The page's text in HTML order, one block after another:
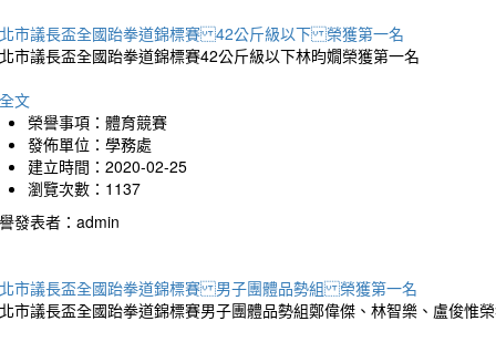
市議長盃全國跆拳道錦標賽 42公斤級以下 榮獲第一名
市議長盃全國跆拳道錦標賽42公斤級以下林昀嫺榮獲第一名
文
榮譽事項：體育競賽
發佈單位：學務處
建立時間：2020-02-25
瀏覽次數：1137
發表者：admin
市議長盃全國跆拳道錦標賽 男子團體品勢組 榮獲第一名
市議長盃全國跆拳道錦標賽男子團體品勢組鄭偉傑、林智樂、盧俊惟